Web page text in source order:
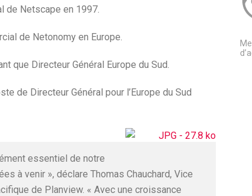
de Netscape en 1997.
de Netonomy en Europe.
que Directeur Général Europe du Sud.
de Directeur Général pour l’Europe du Sud
essentiel de notre
à venir », déclare Thomas Chauchard, Vice
de Planview. « Avec une croissance